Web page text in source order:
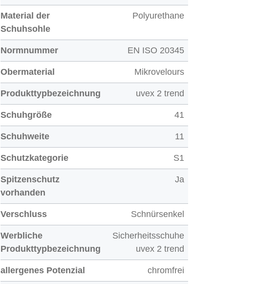
Material der
Schuhsohle
Polyurethane
Normnummer EN ISO 20345
Obermaterial Mikrovelours
Produkttypbezeichnung uvex 2 trend
Schuhgröße 41
Schuhweite 11
Schutzkategorie S1
Spitzenschutz
vorhanden
Ja
Verschluss Schnürsenkel
Werbliche
Produkttypbezeichnung
Sicherheitsschuhe
uvex 2 trend
allergenes Potenzial chromfrei